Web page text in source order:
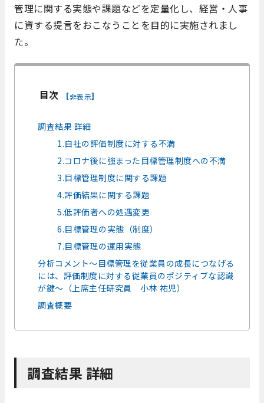
管理に関する実態や課題などを定量化し、経営・人事
に資する提言をおこなうことを目的に実施されまし
た。
目次 [非表示]
調査結果 詳細
1.自社の評価制度に対する不満
2.コロナ後に強まった目標管理制度への不満
3.目標管理制度に関する課題
4.評価結果に関する課題
5.低評価者への処遇変更
6.目標管理の実態（制度）
7.目標管理の運用実態
分析コメント～目標管理を従業員の成長につなげる
には、評価制度に対する従業員のポジティブな認識
が鍵～（上席主任研究員 小林 祐児）
調査概要
調査結果 詳細